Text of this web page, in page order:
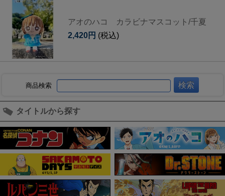
アオのハコ カラビナマスコット/千夏
2,420円 (税込)
商品検索
タイトルから探す